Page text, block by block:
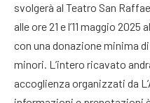
svolgerà al Teatro San
alle ore 21 e l’11 maggio
con una donazione minima
minori. L’intero ricavato
accoglienza organizzati da